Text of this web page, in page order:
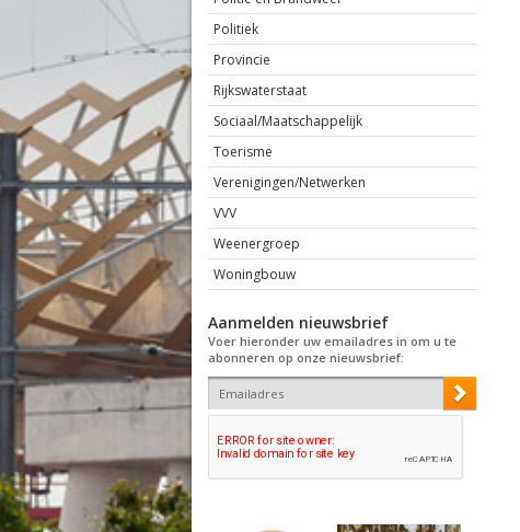
Politiek
Provincie
Rijkswaterstaat
Sociaal/Maatschappelijk
Toerisme
Verenigingen/Netwerken
VVV
Weenergroep
Woningbouw
Aanmelden nieuwsbrief
Voer hieronder uw emailadres in om u te
abonneren op onze nieuwsbrief: